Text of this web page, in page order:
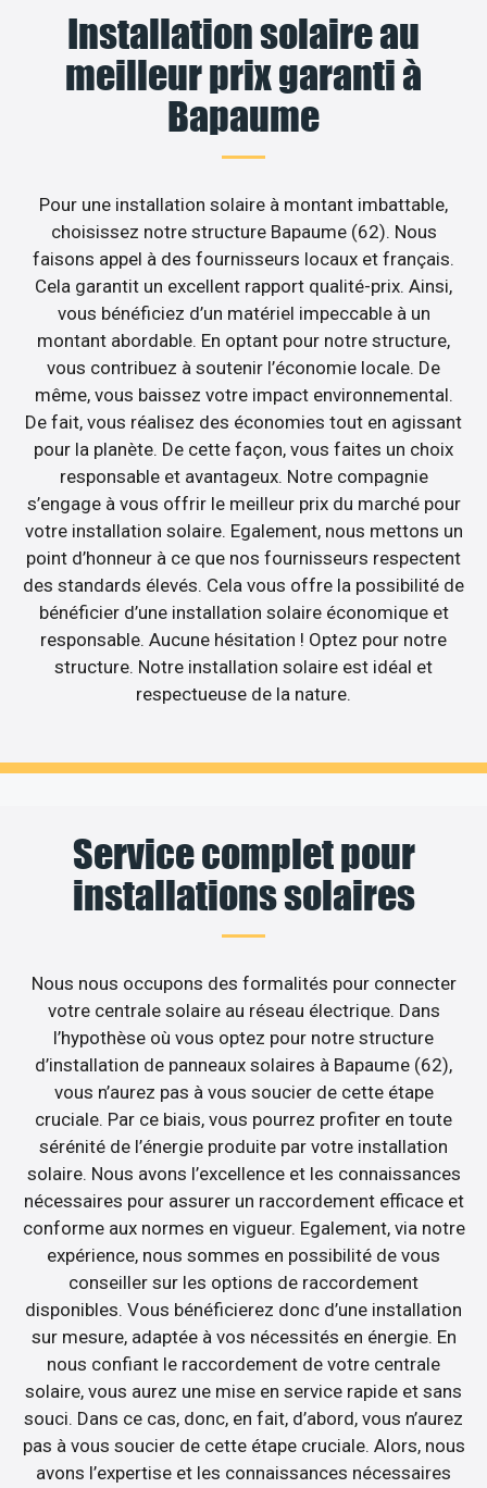
Installation solaire au
meilleur prix garanti à
Bapaume
Pour une installation solaire à montant imbattable,
choisissez notre structure Bapaume (62). Nous
faisons appel à des fournisseurs locaux et français.
Cela garantit un excellent rapport qualité-prix. Ainsi,
vous bénéficiez d’un matériel impeccable à un
montant abordable. En optant pour notre structure,
vous contribuez à soutenir l’économie locale. De
même, vous baissez votre impact environnemental.
De fait, vous réalisez des économies tout en agissant
pour la planète. De cette façon, vous faites un choix
responsable et avantageux. Notre compagnie
s’engage à vous offrir le meilleur prix du marché pour
votre installation solaire. Egalement, nous mettons un
point d’honneur à ce que nos fournisseurs respectent
des standards élevés. Cela vous offre la possibilité de
bénéficier d’une installation solaire économique et
responsable. Aucune hésitation ! Optez pour notre
structure. Notre installation solaire est idéal et
respectueuse de la nature.
Service complet pour
installations solaires
Nous nous occupons des formalités pour connecter
votre centrale solaire au réseau électrique. Dans
l’hypothèse où vous optez pour notre structure
d’installation de panneaux solaires à Bapaume (62),
vous n’aurez pas à vous soucier de cette étape
cruciale. Par ce biais, vous pourrez profiter en toute
sérénité de l’énergie produite par votre installation
solaire. Nous avons l’excellence et les connaissances
nécessaires pour assurer un raccordement efficace et
conforme aux normes en vigueur. Egalement, via notre
expérience, nous sommes en possibilité de vous
conseiller sur les options de raccordement
disponibles. Vous bénéficierez donc d’une installation
sur mesure, adaptée à vos nécessités en énergie. En
nous confiant le raccordement de votre centrale
solaire, vous aurez une mise en service rapide et sans
souci. Dans ce cas, donc, en fait, d’abord, vous n’aurez
pas à vous soucier de cette étape cruciale. Alors, nous
avons l’expertise et les connaissances nécessaires